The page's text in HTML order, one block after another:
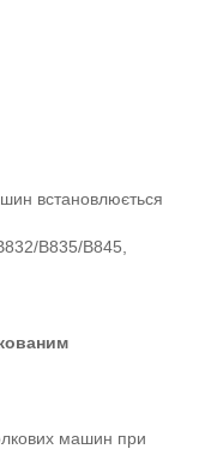
встановлюється
B835/B845,
машин при